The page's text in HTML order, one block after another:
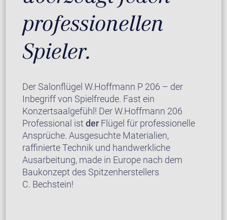
professionellen
Spieler.
Der Salonflügel W.Hoffmann P 206 – der
Inbegriff von Spielfreude. Fast ein
Konzertsaalgefühl! Der W.Hoffmann 206
Professional istder Flügel für professionelle
Ansprüche. Ausgesuchte Materialien,
raffinierte Technik und handwerkliche
Ausarbeitung, made in Europe nach dem
Baukonzept des Spitzenherstellers
C. Bechstein!